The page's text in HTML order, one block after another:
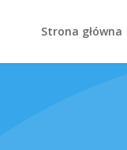
Strona główna